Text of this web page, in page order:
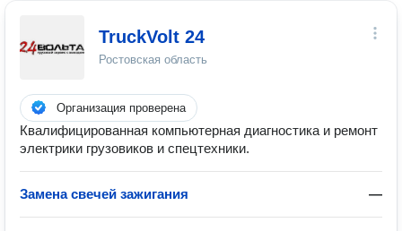
TruckVolt 24
Ростовская область
Организация проверена
Квалифицированная компьютерная диагностика и ремонт
электрики грузовиков и спецтехники.
Замена свечей зажигания —